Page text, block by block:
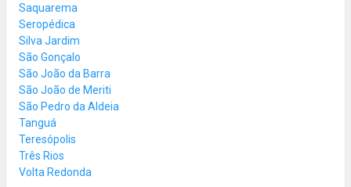
Saquarema
Seropédica
Silva Jardim
São Gonçalo
São João da Barra
São João de Meriti
São Pedro da Aldeia
Tanguá
Teresópolis
Três Rios
Volta Redonda